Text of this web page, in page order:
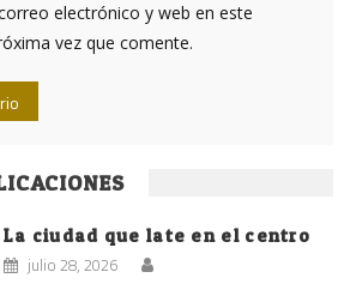
electrónico y web en este
vez que comente.
La ciudad que late en el centro
julio 28, 2026